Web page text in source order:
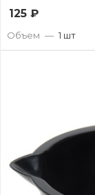
125 ₽
Объем — 1 шт